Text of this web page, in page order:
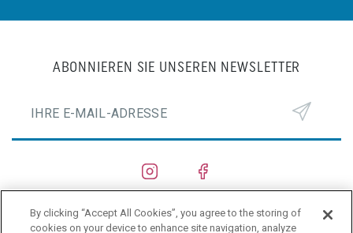
SCHIFFSWERFTEN
ABONNIEREN SIE UNSEREN NEWSLETTER
By clicking “Accept All Cookies”, you agree to the storing of
cookies on your device to enhance site navigation, analyze